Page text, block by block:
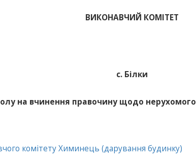
ВИКОНАВЧИЙ КОМІТЕТ
с. Білки
на вчинення правочину щодо нерухомого
комітету Химинець (дарування будинку)